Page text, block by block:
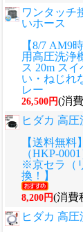
ワンタッチ
いホース
【8/7 AM9
用高圧洗浄
ス 20m ス
い・ねじれ
レー
26,500円(消
ヒダカ 高
【送料無
（HKP-
※京セラ（
換！】
8,200円(消費
ヒダカ 高